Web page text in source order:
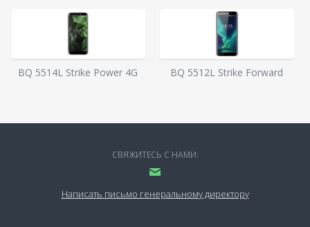
BQ 5514L Strike Power 4G BQ 5512L Strike Forward
СВЯЖИТЕСЬ С НАМИ:
Написать письмо генеральному директору